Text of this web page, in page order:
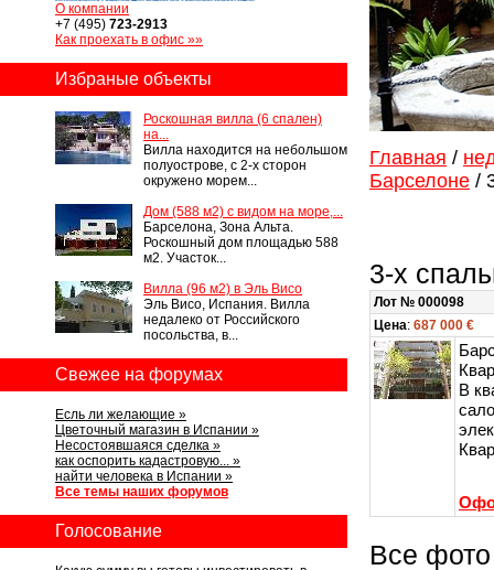
О компании
+7 (495) 723-2913
Как проехать в офис »»
Избраные объекты
Роскошная вилла (6 спален)
на...
Вилла находится на небольшом
полуострове, с 2-х сторон
окружено морем...
Дом (588 м2) с видом на море,...
Барселона, Зона Альта.
Роскошный дом площадью 588
м2. Участок...
Вилла (96 м2) в Эль Висо
Эль Висо, Испания. Вилла
недалеко от Российского
посольства, в...
Свежее на форумах
Есль ли желающие »
Цветочный магазин в Испании »
Несостоявшаяся сделка »
как оспорить кадастровую... »
найти человека в Испании »
Все темы наших форумов
Голосование
Главная /
Барселоне /
3-х
Лот № 000098
Цена: 687 000 €
В
Все фото